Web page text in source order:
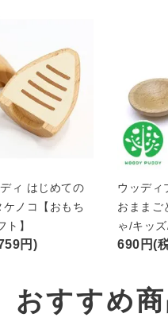
ィ はじめての
ノコ【おもち
ト】
円)
ウッディ
おままご
ゃ/キッズ
690円(
おすすめ